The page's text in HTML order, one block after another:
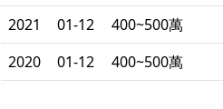
2021
01-12 400~500萬
2020
01-12 400~500萬